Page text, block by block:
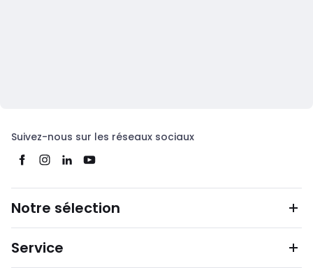
Suivez-nous sur les réseaux sociaux
Notre sélection
Service